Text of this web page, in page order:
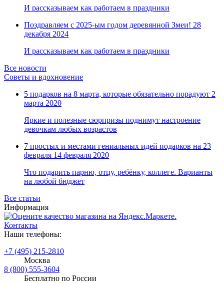
И рассказываем как работаем в праздники
Поздравляем с 2025-ым годом деревянной Змеи! 28
декабря 2024
И рассказываем как работаем в праздники
Все новости
Советы и вдохновение
5 подарков на 8 марта, которые обязательно порадуют 2
марта 2020
Яркие и полезные сюрпризы поднимут настроение
девочкам любых возрастов
7 простых и местами гениальных идей подарков на 23
февраля 14 февраля 2020
Что подарить парню, отцу, ребёнку, коллеге. Варианты
на любой бюджет
Все статьи
Информация
Контакты
Наши телефоны:
+7 (495) 215-2810
Москва
8 (800) 555-3604
Бесплатно по России